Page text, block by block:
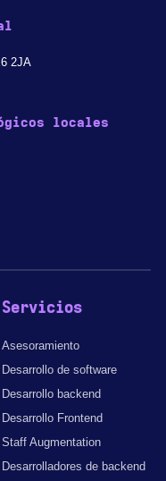
2JA
locales
Servicios
Asesoramiento
Desarrollo de software
Desarrollo backend
Desarrollo Frontend
Staff Augmentation
Desarrolladores de backend